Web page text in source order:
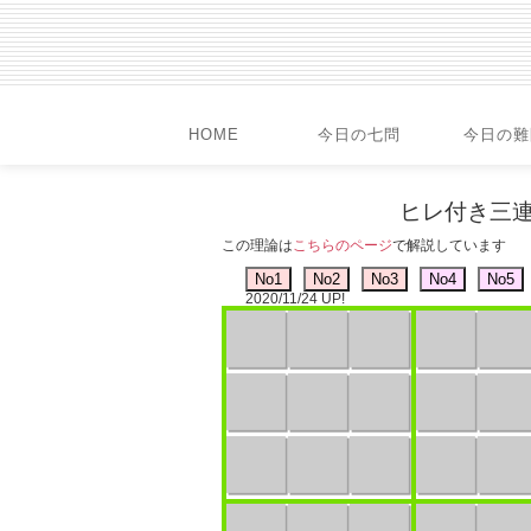
HOME 今日の七問 今日の
ヒレ付き三
この理論はこちらのページで解説しています
2020/11/24 UP!